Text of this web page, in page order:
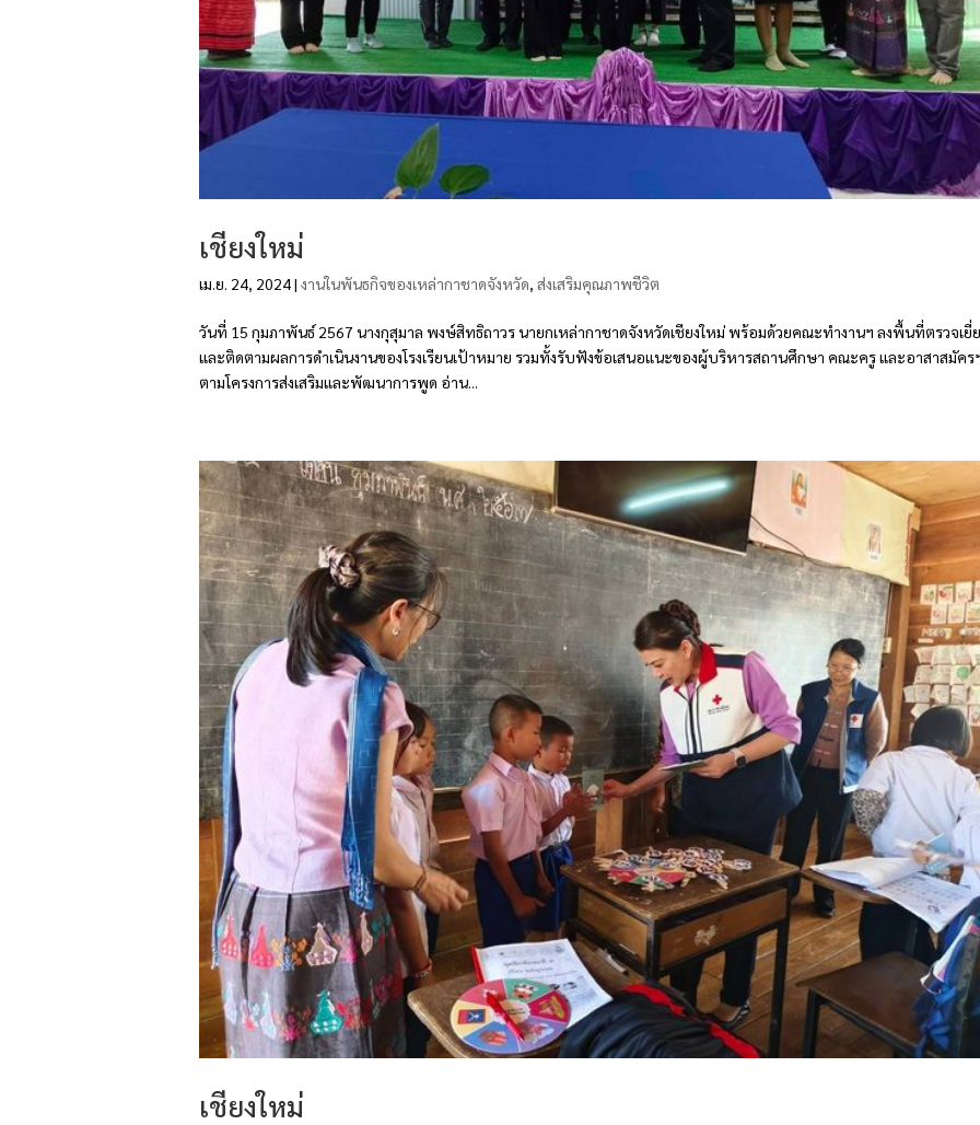
เชียงใหม่
เม.ย. 24, 2024| งานในพันธกิจของเหล่ากาชาดจังหวัด, ส่งเสริมคุณภาพชีวิต
วันที่ 15 กุมภาพันธ์ 2567 นางกุสุมาล พงษ์สิทธิถาวร นายกเหล่ากาชาดจังหวัดเชียงใหม่ พร้อมด้วยคณะทำงานฯ ลงพื้นที่ตรวจเยี่
และติดตามผลการดำเนินงานของโรงเรียนเป้าหมาย รวมทั้งรับฟังข้อเสนอแนะของผู้บริหารสถานศึกษา คณะครู และอาสาสมัคร
ตามโครงการส่งเสริมและพัฒนาการพูด อ่าน...
เชียงใหม่